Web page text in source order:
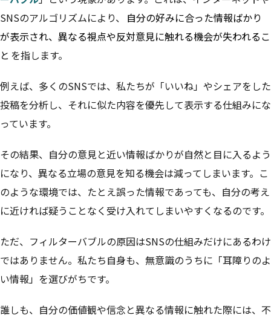
SNSのアルゴリズムにより、 自分の好みに合った情報ばかり
が表示され、異なる視点や反対意見に触れる機会が失われるこ
と を指します。
例えば、多くのSNSでは、私たちが「いいね」やシェアをした
投稿を分析し、それに似た内容を優先して表示する仕組みにな
っています。
その結果、自分の意見と近い情報ばかりが自然と目に入るよう
になり、異なる立場の意見を知る機会は減ってしまいます。こ
のような環境では、たとえ誤った情報であっても、自分の考え
に近ければ疑うことなく受け入れてしまいやすくなるのです。
ただ、フィルターバブルの原因はSNSの仕組みだけにあるわけ
ではありません。私たち自身も、無意識のうちに「耳障りのよ
い情報」を選びがちです。
誰しも、自分の価値観や信念と異なる情報に触れた際には、不